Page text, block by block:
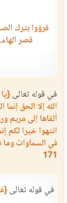
قرؤوا بترك
قصر الهاء.
في قوله تعالى
الله إلا الحق
ألقاها إلى مريم
انتهوا خيرا لكم
في السماوات وما
171
في قوله تعالى